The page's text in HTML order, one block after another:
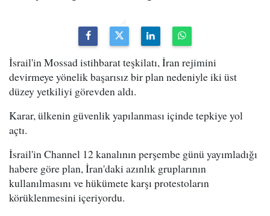
İsrail'in Mossad istihbarat teşkilatı, İran rejimini
devirmeye yönelik başarısız bir plan nedeniyle iki üst
düzey yetkiliyi görevden aldı.
Karar, ülkenin güvenlik yapılanması içinde tepkiye yol
açtı.
İsrail'in Channel 12 kanalının perşembe günü yayımladığı
habere göre plan, İran'daki azınlık gruplarının
kullanılmasını ve hükümete karşı protestoların
körüklenmesini içeriyordu.